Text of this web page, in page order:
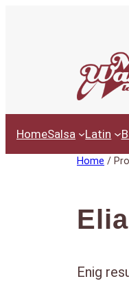
HomeSalsa Latin
Home /
Enig